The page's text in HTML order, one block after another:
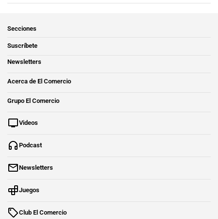
Secciones
Suscríbete
Newsletters
Acerca de El Comercio
Grupo El Comercio
Videos
Podcast
Newsletters
Juegos
Club El Comercio